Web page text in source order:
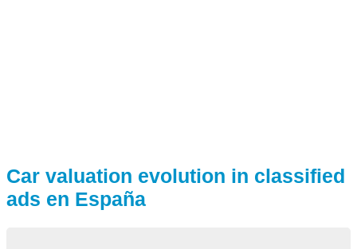
Car valuation evolution in classified
ads en España